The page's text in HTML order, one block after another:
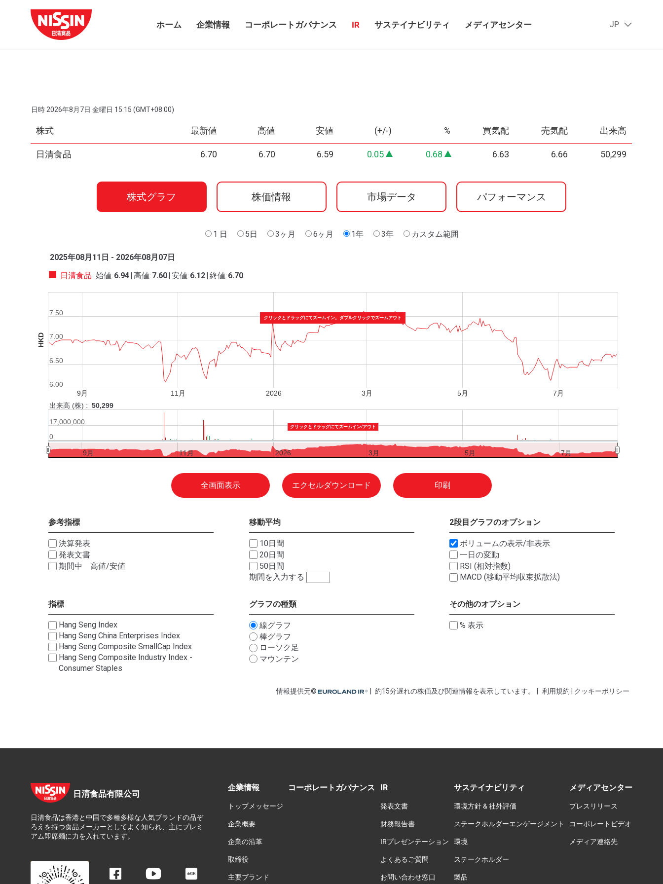
ホーム 企業情報 コーポレートガバナンス IR サステイナビリティ メディアセンター JP
日清食品有限公司
日清食品は香港と中国で多種多様な人気ブランドの品ぞ
ろえを持つ食品メーカーとしてよく知られ、主にプレミ
アム即席麺に力を入れています。
企業情報
トップメッセージ
企業概要
企業の沿革
取締役
主要ブランド
コーポレートガバナンス IR
発表文書
財務報告書
IRプレゼンテーション
よくあるご質問
お問い合わせ窓口
サステイナビリティ
環境方針 & 社外評価
ステークホルダーエンゲージメント
環境
ステークホルダー
製品
メディアセンター
プレスリリース
コーポレートビデオ
メディア連絡先